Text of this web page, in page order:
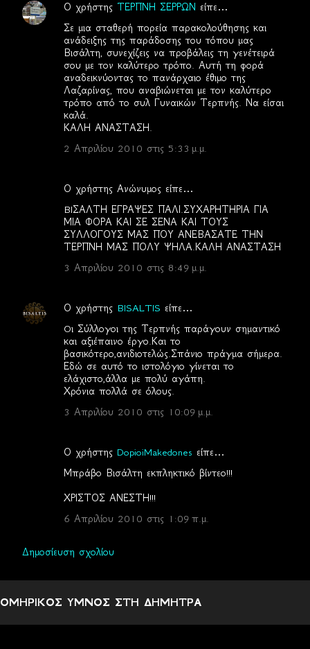
Σ
Ο χρήστης ΤΕΡΠΝΗ ΣΕΡΡΩΝ είπε…
Σε μια σταθερή πορεία παρακολούθησης και
ανάδειξης της παράδοσης του τόπου μας
Βισάλτη, συνεχίζεις να προβάλεις τη γενέτειρά
σου με τον καλύτερο τρόπο. Αυτή τη φορά
αναδεικνύοντας το πανάρχαιο έθιμο της
Λαζαρίνας, που αναβιώνεται με τον καλύτερο
τρόπο από το συλ Γυναικών Τερπνής. Να είσαι
καλά.
ΚΑΛΗ ΑΝΑΣΤΑΣΗ.
2 Απριλίου 2010 στις 5:33 μ.μ.
Ο χρήστης Ανώνυμος είπε…
BIΣΑΛΤΗ ΕΓΡΑΨΕΣ ΠΑΛΙ.ΣΥΧΑΡΗΤΗΡΙΑ ΓΙΑ
ΜΙΑ ΦΟΡΑ ΚΑΙ ΣΕ ΣΕΝΑ ΚΑΙ ΤΟΥΣ
ΣΥΛΛΟΓΟΥΣ ΜΑΣ ΠΟΥ ΑΝΕΒΑΣΑΤΕ ΤΗΝ
ΤΕΡΠΝΗ ΜΑΣ ΠΟΛΥ ΨΗΛΑ.ΚΑΛΗ ΑΝΑΣΤΑΣΗ
3 Απριλίου 2010 στις 8:49 μ.μ.
Ο χρήστης BISALTIS είπε…
Oι Σύλλογοι της Τερπνής παράγουν σημαντικό
και αξιέπαινο έργο.Και το
βασικότερο,ανιδιοτελώς.Σπάνιο πράγμα σήμερα.
Εδώ σε αυτό το ιστολόγιο γίνεται το
ελάχιστο,άλλα με πολύ αγάπη.
Χρόνια πολλά σε όλους.
3 Απριλίου 2010 στις 10:09 μ.μ.
Ο χρήστης DopioiMakedones είπε…
Μπράβο Βισάλτη εκπληκτικό βίντεο!!!
ΧΡΙΣΤΟΣ ΑΝΕΣΤΗ!!!
6 Απριλίου 2010 στις 1:09 π.μ.
Δημοσίευση σχολίου
ΟΜΗΡΙΚΟΣ ΥΜΝΟΣ ΣΤΗ ΔΗΜΗΤΡΑ